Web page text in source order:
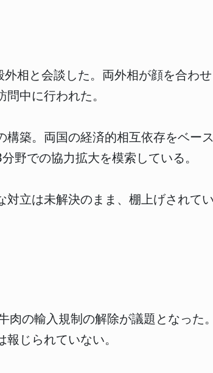
相と会談した。両外相が顔を合わ
中に行われた。
築。両国の経済的相互依存をベー
野での協力拡大を模索している。
立は未解決のまま、棚上げされて
肉の輸入規制の解除が議題となった
じられていない。